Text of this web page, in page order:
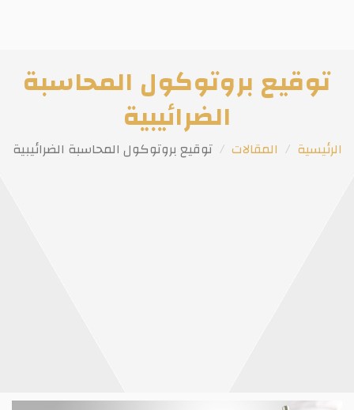
توقيع بروتوكول المحاسبة
الضرائيبية
الرئيسية المقالات توقيع بروتوكول المحاسبة الضرائيبية